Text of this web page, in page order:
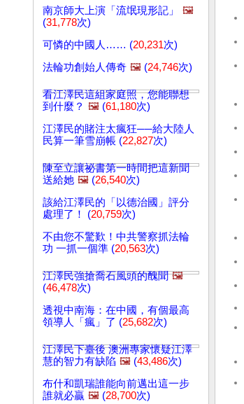
南京師大上演「流氓現形記」
🖼️
(31,778次)
可憐的中國人…… (20,231次)
法輪功創始人傳奇 🖼️ (24,746次)
看江澤民這組家庭照，您能聯想
到什麼？ 🖼️ (61,180次)
江澤民的賭注太瘋狂──給大陸人
民算一筆雪崩帳 (22,827次)
陳至立讓祕書第一時間把這新聞
送給她 🖼️ (26,540次)
該給江澤民的「以德治國」評分
處理了！ (20,759次)
不由您不驚歎！中共警察抓法輪
功 一抓一個準 (20,563次)
江澤民強搶喬石風頭的醜聞 🖼️
(46,478次)
透視中南海：在中國，有個最高
領導人「瘋」了 (25,682次)
江澤民下臺後 澳洲專家懷疑江澤
慧的智力有缺陷 🖼️ (43,486次)
布什和凱瑞誰能向前邁出這一步
誰就必贏 🖼️ (28,700次)